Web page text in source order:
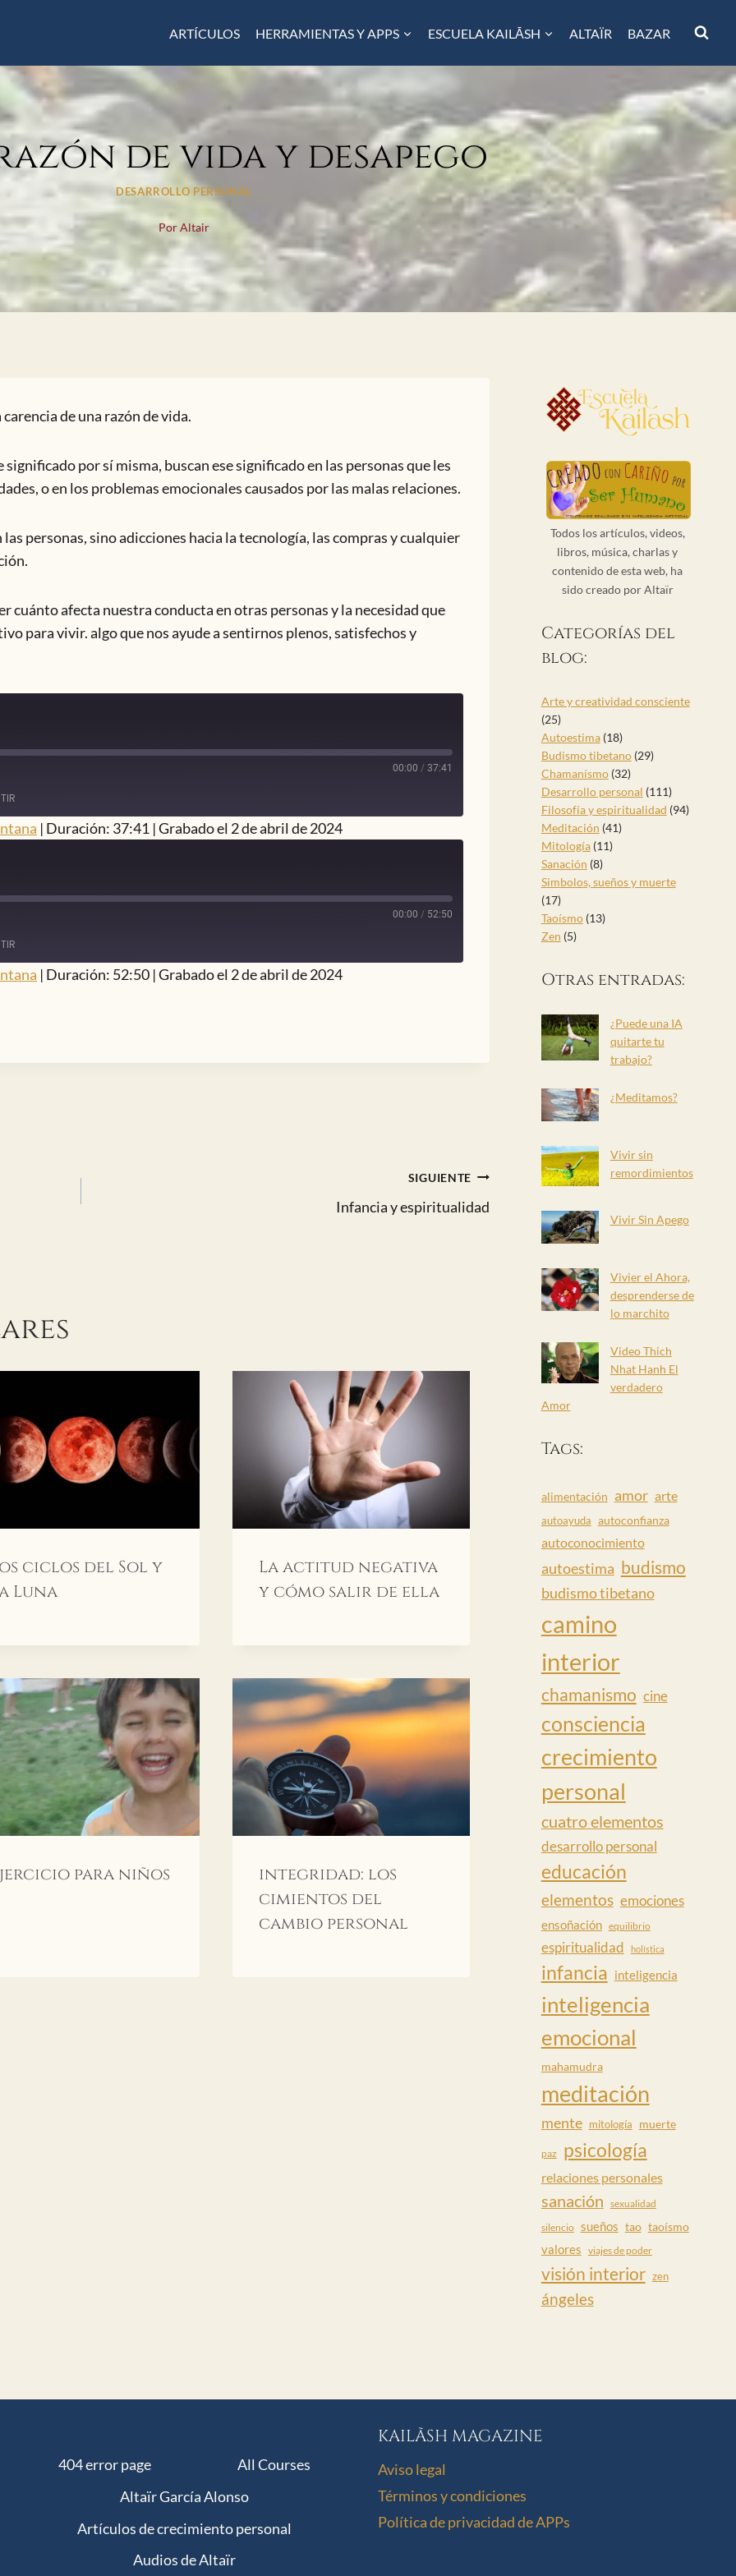
ARTÍCULOS HERRAMIENTAS Y APPS ESCUELA KAILĀSH ALTAÏR BAZAR
de vida y desapego
DESARROLLO PERSONAL
PorAltair
de una razón de vida.
por sí misma, buscan ese significado en las personas que les
o en los problemas emocionales causados por las malas relaciones.
las personas, sino adicciones hacia la tecnología, las compras y cualquier
cuánto afecta nuestra conducta en otras personas y la necesidad que
para vivir. algo que nos ayude a sentirnos plenos, satisfechos y
00:00 / 37:41
| Duración: 37:41 |Grabado el 2 de abril de 2024
00:00 / 52:50
| Duración: 52:50 |Grabado el 2 de abril de 2024
SIGUIENTE
Infancia y espiritualidad
ciclos del Sol y
Luna
La actitud negativa
y cómo salir de ella
para niños
integridad: los
cimientos del
cambio personal
Todos los artículos, videos,
libros, música, charlas y
contenido de esta web, ha
sido creado por Altaïr
Categorías del
blog:
Arte y creatividad consciente
(25)
Autoestima(18)
Budismo tibetano(29)
Chamanísmo(32)
Desarrollo personal (111)
Filosofía y espiritualidad (94)
Meditación (41)
Mitología(11)
Sanación (8)
Simbolos, sueños y muerte
(17)
Taoísmo(13)
Zen (5)
Otras entradas:
¿Puede una IA
quitarte tu
trabajo?
¿Meditamos?
Vivir sin
remordimientos
Vivir Sin Apego
Vivier el Ahora,
desprenderse de
lo marchito
Video Thich
Nhat Hanh El
verdadero
Amor
Tags:
alimentación amor arte
autoayuda autoconfianza
autoconocimiento
autoestima budismo
budismo tibetano
camino
interior
chamanismo cine
consciencia
crecimiento
personal
cuatro elementos
desarrollo personal
educación
elementos emociones
ensoñación equilibrio
espiritualidad holística
infancia inteligencia
inteligencia
emocional
mahamudra
meditación
mente mitología muerte
paz psicología
relaciones personales
sanación sexualidad
silencio sueños tao taoísmo
valores viajes de poder
visión interior zen
ángeles
404 error page
All Courses
Altaïr García Alonso
Artículos de crecimiento personal
Audios de Altaïr
KAILÃSH MAGAZINE
Aviso legal
Términos y condiciones
Política de privacidad de APPs